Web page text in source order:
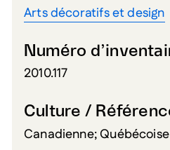
Arts décoratifs et design
Numéro
2010.117
Culture /
Canadienne; Québécoise